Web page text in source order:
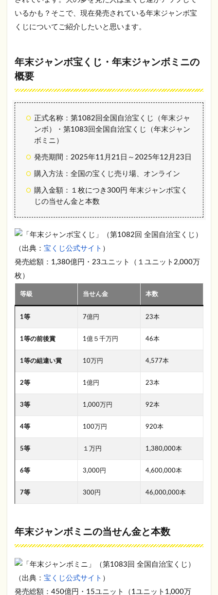
せん
日
ま
と
め
いるかも？そこで、現在発売されている年末ジャンボ宝
くじについてご紹介したいと思います。
年末ジャンボ宝くじ・年末ジャンボミニの
概要
正式名称：第1082回全国自治宝くじ（年末ジャ
ンボ）・第1083回全国自治宝くじ（年末ジャン
ボミニ）
発売期間：2025年11月21日～2025年12月23日
購入方法：全国の宝くじ売り場、オンライン
購入金額：１枚につき300円 年末ジャンボ宝く
じの当せん金と本数
（出典： 宝くじ公式サイト ）
発売総額：1,380億円・23ユニット（１ユニット2,000万
枚）
等級 当せん金 本数
1等 7億円 23本
1等の前後賞 1億５千万円 46本
1等の組違い賞 10万円 4,577本
2等 1億円 23本
3等 1,000万円 92本
4等 100万円 920本
5等 １万円 1,380,000本
6等 3,000円 4,600,000本
7等 300円 46,000,000本
年末ジャンボミニの当せん金と本数
（出典： 宝くじ公式サイト ）
発売総額：450億円・15ユニット（1ユニット1,000万